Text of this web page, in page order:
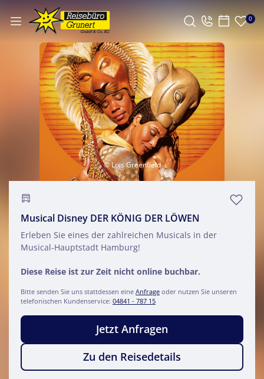
0
© Lois Greenfield
Musical Disney DER KÖNIG DER LÖWEN
Erleben Sie eines der zahlreichen Musicals in der
Musical-Hauptstadt Hamburg!
Diese Reise ist zur Zeit nicht online buchbar.
Bitte senden Sie uns stattdessen eine Anfrage oder nutzen Sie unseren
telefonischen Kundenservice: 04841 - 787 15
Jetzt Anfragen
Zu den Reisedetails